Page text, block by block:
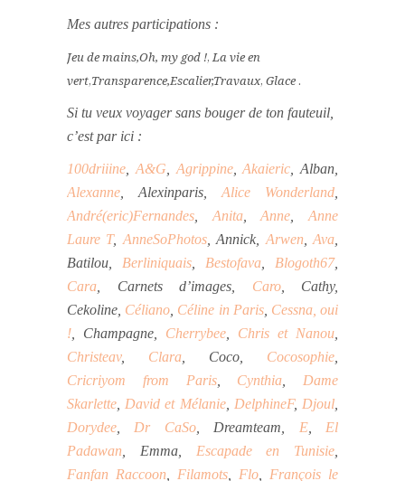
Mes autres participations :
Jeu de mains,Oh, my god !,La vie en
vert,Transparence,Escalier,Travaux, Glace .
Si tu veux voyager sans bouger de ton fauteuil,
c’est par ici :
100driiine A&G Agrippine,Akaieric , Alban,
Alexanne , Alexinparis, Alice Wonderland
André(eric)Fernandes
Anita,Anne ,Anne
Laure T, AnneSoPhotos, Annick, Arwen ,Ava
Batilou, Berliniquais Bestofava Blogoth67,
Cara , Carnets d’images, Caro, Cathy,
Cekoline, Céliano Céline in Paris, Cessna, oui
! , Champagne, Cherrybee Chris et Nanou
Christeav, Clara , Coco, Cocosophie
Cricriyom from Paris, Cynthia
Dame
Skarlette David et Mélanie, DelphineF, Djoul
Dorydee
Dr CaSo, Dreamteam, E, El
Padawan , Emma, Escapade en Tunisie
Fanfan Raccoon
Filamots Flo
François le